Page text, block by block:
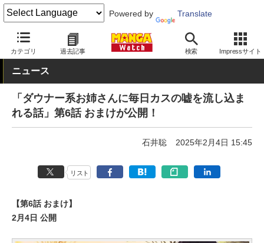
Powered by Translate
カテゴリ 過去記事 検索 Impressサイト
MANGA Watch Web/アプリ カドコミ
ニュース
「ダウナー系お姉さんに毎日カスの嘘を流し込ま
れる話」第6話 おまけが公開！
石井聡 2025年2月4日 15:45
リスト
【第6話 おまけ】
2月4日 公開